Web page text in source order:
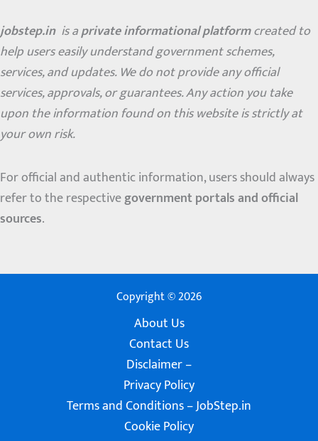
jobstep.in is aprivate informational platformcreated to
help users easily understand government schemes,
services, and updates. We do not provide any official
services, approvals, or guarantees. Any action you take
upon the information found on this website is strictly at
your own risk.
For official and authentic information, users should always
refer to the respectivegovernment portals and official
sources.
Copyright © 2026
About Us
Contact Us
Disclaimer –
Privacy Policy
Terms and Conditions – JobStep.in
Cookie Policy